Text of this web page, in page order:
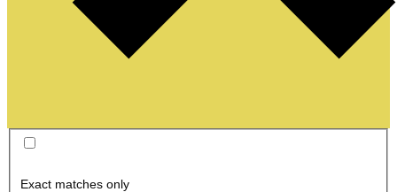
Exact matches only